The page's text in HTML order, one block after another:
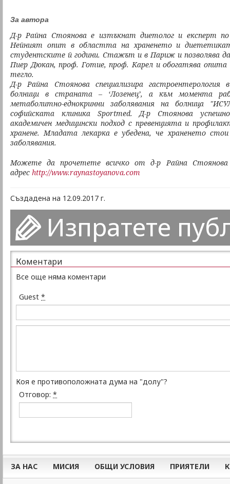
За автора
Д-р Райна Стоянова е изтъкнат диетолог и експерт по
Нейният опит в областта на храненето и
студентските й години. Стажът и в Париж и позволява
Пиер Дюкан, проф. Готие, проф. Карел и обогатява
тегло.
Д-р Райна Стоянова специализира
болници в страната – ‘Лозенец’, а към момента
метаболитно-еднокринни заболявания на болница
софийската клиника Sportmed. Д-р Стоянова
академичен медицински подход с превенцията и
хранене. Младата лекарка е убедена, че храненето
заболявания.
Можете да прочетете всичко от д-р Райна Стоянова
адрес http://www.raynastoyanova.com
Създадена на 12.09.2017 г.
Изпратете
Коментари
Все още няма коментари
Guest *
Коя е противоположната дума на "долу"?
Отговор: *
ЗА НАС МИСИЯ ОБЩИ УСЛОВИЯ ПРИЯТЕЛИ